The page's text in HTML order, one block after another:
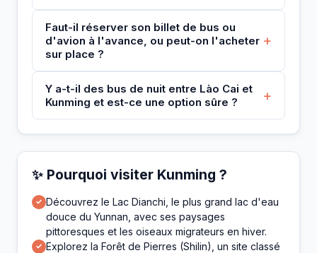
Faut-il réserver son billet de bus ou
d'avion à l'avance, ou peut-on l'acheter
sur place ?
+
Y a-t-il des bus de nuit entre Lào Cai et
Kunming et est-ce une option sûre ?
+
✨ Pourquoi visiter Kunming ?
✓ Découvrez le Lac Dianchi, le plus grand lac d'eau
douce du Yunnan, avec ses paysages
pittoresques et les oiseaux migrateurs en hiver.
✓ Explorez la Forêt de Pierres (Shilin), un site classé